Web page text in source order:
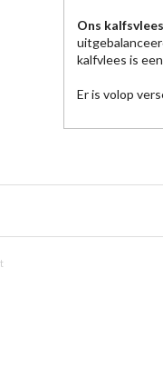
Ons kalfsvlees
kalfvlees is
Er is volop